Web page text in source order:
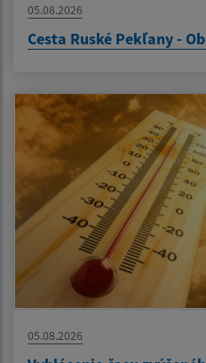
05.08.2026
Cesta Ruské Pekľany -
05.08.2026